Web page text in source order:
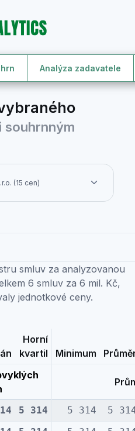
Analýza zadavatele
souhrnným
smluv za analyzovanou
6 smluv za 6 mil. Kč,
jednotkové ceny.
Horní
kvartil
Minimum
5 314 5 314 5